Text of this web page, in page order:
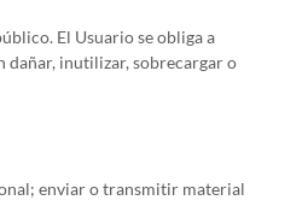
El Usuario se obliga a
dañar, inutilizar, sobrecargar o
enviar o transmitir material